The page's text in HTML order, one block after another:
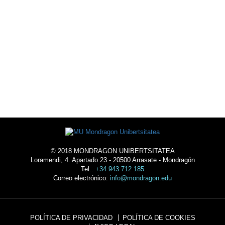
© 2018 MONDRAGON UNIBERTSITATEA
Loramendi, 4. Apartado 23 - 20500 Arrasate - Mondragón
Tel.: +34 943 712 185
Correo electrónico: info@mondragon.edu
POLÍTICA DE PRIVACIDAD
POLÍTICA DE COOKIES